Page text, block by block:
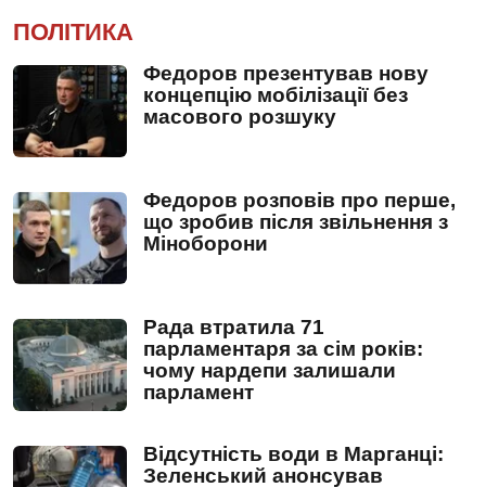
ПОЛІТИКА
Федоров презентував нову
концепцію мобілізації без
масового розшуку
Федоров розповів про перше,
що зробив після звільнення з
Міноборони
Рада втратила 71
парламентаря за сім років:
чому нардепи залишали
парламент
Відсутність води в Марганці:
Зеленський анонсував